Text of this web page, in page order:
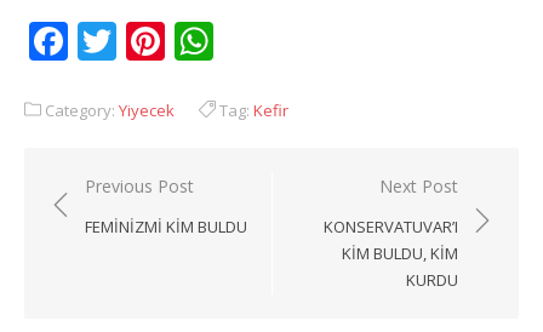
Facebook
TwitterPinterest
Category: Yiyecek Tag: Kefir
Yazı
gezinmesi
Previous Post
FEMINIZMI KIM BULDU
Next Post
KONSERVATUVAR’I
KIM BULDU, KIM
KURDU